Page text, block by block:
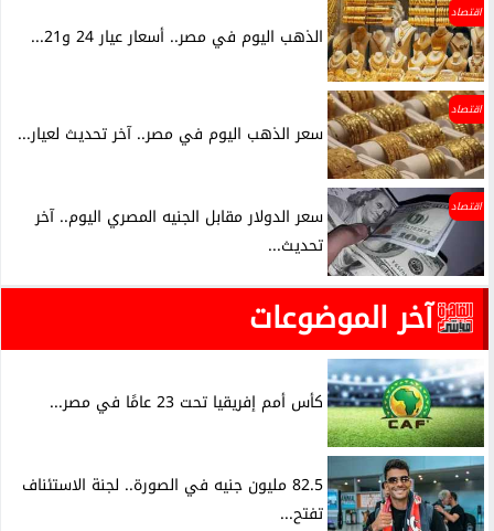
اقتصاد
الذهب اليوم في مصر.. أسعار عيار 24 و21...
اقتصاد
سعر الذهب اليوم في مصر.. آخر تحديث لعيار...
اقتصاد
سعر الدولار مقابل الجنيه المصري اليوم.. آخر
تحديث...
آخر الموضوعات
كأس أمم إفريقيا تحت 23 عامًا في مصر...
82.5 مليون جنيه في الصورة.. لجنة الاستئناف
تفتح...